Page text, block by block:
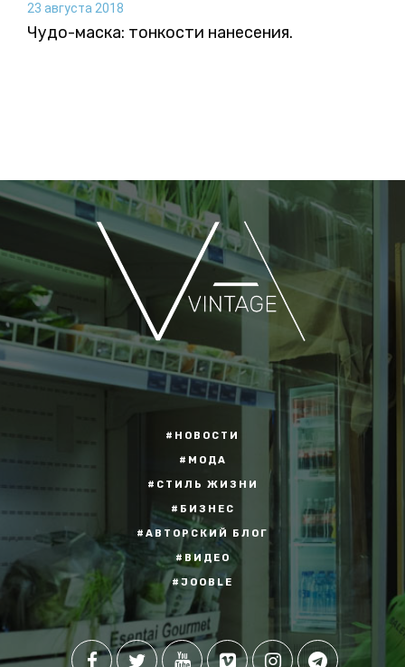
23 августа 2018
Чудо-маска: тонкости нанесения.
#НОВОСТИ
#МОДА
#СТИЛЬ ЖИЗНИ
#БИЗНЕС
#АВТОРСКИЙ БЛОГ
#ВИДЕО
#JOOBLE